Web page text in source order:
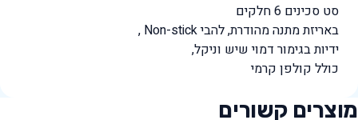
סט סכינים 6 חלקים
באריזת מתנה מהודרת, להבי Non-stick ,
ידיות בגימור דמוי שיש וניקל,
כולל קולפן קרמי
מוצרים קשורים